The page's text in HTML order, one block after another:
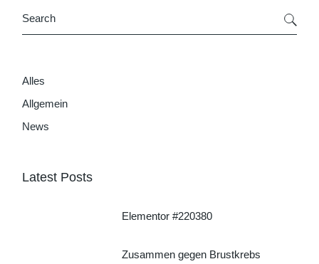
Alles
Allgemein
News
Latest Posts
Elementor #220380
Zusammen gegen Brustkrebs